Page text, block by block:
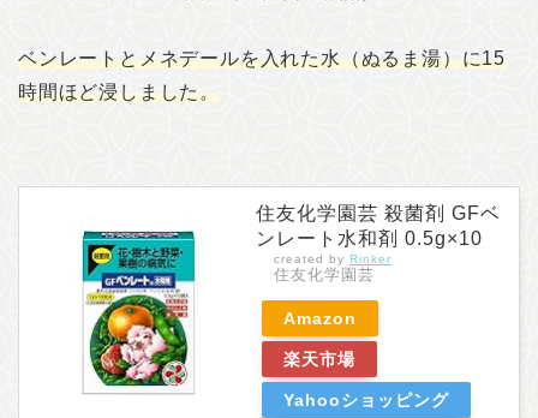
ベンレートとメネデールを入れた水（ぬるま湯）に15
時間ほど浸しました。
住友化学園芸 殺菌剤 GFベ
ンレート水和剤 0.5g×10
created by Rinker
住友化学園芸
Amazon
楽天市場
Yahooショッピング